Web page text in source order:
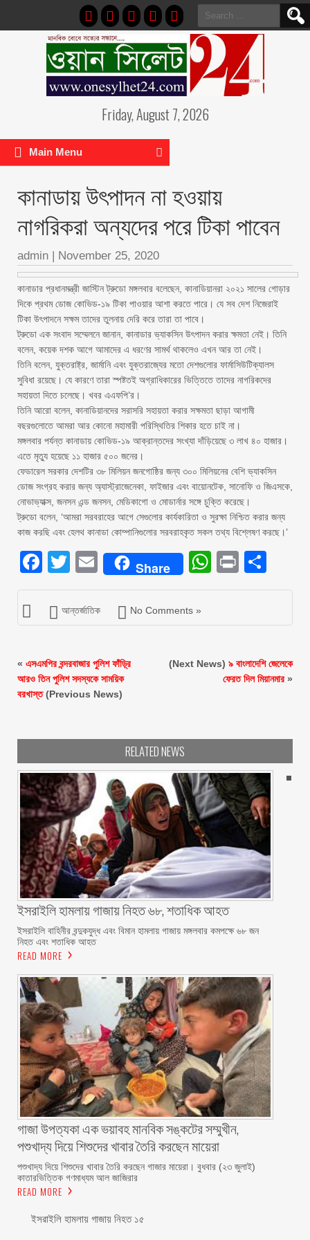
Search
for:
Friday, August 7, 2026
Main Menu
কানাডায় উৎপাদন না হওয়ায়
নাগরিকরা অন্যদের পরে টিকা পাবেন
admin | November 25, 2020
কানাডার প্রধানমন্ত্রী জাস্টিন ট্রুডো মঙ্গলবার বলেছেন, কানাডিয়ানরা ২০২১ সালের গোড়ার
দিকে প্রথম ডোজ কোভিড-১৯ টিকা পাওয়ার আশা করতে পারে। যে সব দেশ নিজেরাই
টিকা উৎপাদনে সক্ষম তাদের তুলনায় দেরি করে তারা তা পাবে।
ট্রুডো এক সংবাদ সম্মেলনে জানান, কানাডার ভ্যাকসিন উৎপাদন করার ক্ষমতা নেই। তিনি
বলেন, কয়েক দশক আগে আমাদের এ ধরণের সামর্থ থাকলেও এখন আর তা নেই।
তিনি বলেন, যুক্তরাষ্ট্র, জার্মানি এবং যুক্তরাজ্যের মতো দেশগুলোর ফার্মাসিউটিক্যালস
সুবিধা রয়েছে। যে কারণে তারা স্পষ্টতই অগ্রাধিকারের ভিত্তিতে তাদের নাগরিকদের
সহায়তা দিতে চলেছে। খবর এএফপি’র।
তিনি আরো বলেন, কানাডিয়ানদের সরাসরি সহায়তা করার সক্ষমতা ছাড়া আগামী
বছরগুলোতে আমরা আর কোনো মহামারী পরিস্থিতির শিকার হতে চাই না।
মঙ্গলবার পর্যন্ত কানাডায় কোভিড-১৯ আক্রান্তদের সংখ্যা দাঁড়িয়েছে ৩ লাখ ৪০ হাজার।
এতে মৃত্যু হয়েছে ১১ হাজার ৫০০ জনের।
ফেডারেল সরকার দেশটির ৩৮ মিলিয়ন জনগোষ্ঠির জন্য ৩০০ মিলিয়নের বেশি ভ্যাকসিন
ডোজ সংগ্রহ করার জন্য অ্যাস্ট্রাজেনেকা, ফাইজার এবং বায়োনটেক, সানোফি ও জিএসকে,
নোভাভ্যাক্স, জনসন এন্ড জনসন, মেডিকাগো ও মোডার্নার সঙ্গে চুক্তি করেছে।
ট্রুডো বলেন, ‘আমরা সরবরাহের আগে সেগুলোর কার্যকারিতা ও সুরক্ষা নিশ্চিত করার জন্য
কাজ করছি এবং হেলথ কানাডা কোম্পানিগুলোর সরবরাহকৃত সকল তথ্য বিশ্লেষণ করছে।’
Facebook
Twitter
EmailShare Print
আন্তর্জাতিক No Comments »
« এসএমপির বন্দরবাজার পুলিশ ফাঁড়ি্র
আরও তিন পুলিশ সদস্যকে সাময়িক
বরখাস্ত(Previous News)
(Next News) ৯ বাংলাদেশি জেলেকে
ফেরত দিল মিয়ানমার»
RELATED NEWS
ইসরাইলি হামলায় গাজায় নিহত ৬৮, শতাধিক আহত
ইসরাইলি বাহিনীর বন্দুকযুদ্ধ এবং বিমান হামলায় গাজায় মঙ্গলবার কমপক্ষে ৬৮ জন
নিহত এবং শতাধিক আহত
READ MORE
গাজা উপত্যকা এক ভয়াবহ মানবিক সঙ্কটের সম্মুখীন,
পশুখাদ্য দিয়ে শিশুদের খাবার তৈরি করছেন মায়েরা
পশুখাদ্য দিয়ে শিশুদের খাবার তৈরি করছেন গাজার মায়েরা। বুধবার (২৩ জুলাই)
কাতারভিত্তিক গণমাধ্যম আল জাজিরার
READ MORE
ইসরাইলি হামলায় গাজায় নিহত ১৫